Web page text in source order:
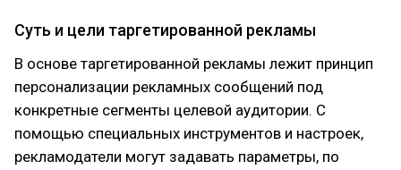
Суть и цели таргетированной рекламы
В основе таргетированной рекламы лежит принцип
персонализации рекламных сообщений под
конкретные сегменты целевой аудитории. С
помощью специальных инструментов и настроек,
рекламодатели могут задавать параметры, по